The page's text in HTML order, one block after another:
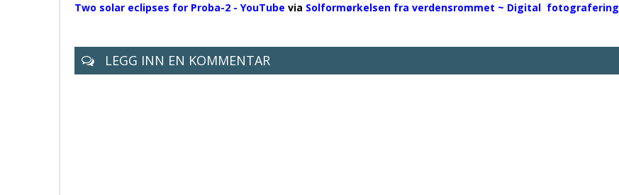
Two solar eclipses for Proba-2 - YouTube via Solformørkelsen fra verdensrommet ~ Digital fotografering
LEGG INN EN KOMMENTAR